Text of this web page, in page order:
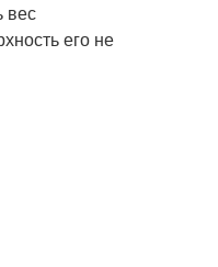
вес
его не